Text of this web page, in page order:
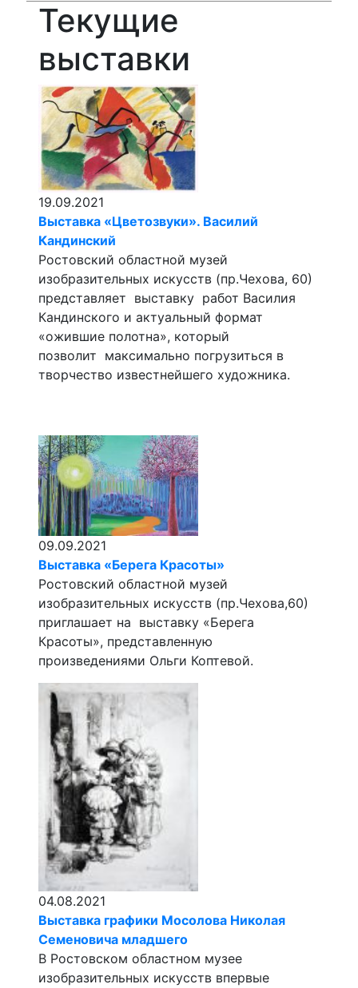
Текущие
выставки
19.09.2021
Выставка «Цветозвуки». Василий
Кандинский
Ростовский областной музей
изобразительных искусств (пр.Чехова, 60)
представляет выставку работ Василия
Кандинского и актуальный формат
«ожившие полотна», который
позволит максимально погрузиться в
творчество известнейшего художника.
09.09.2021
Выставка «Берега Красоты»
Ростовский областной музей
изобразительных искусств (пр.Чехова,60)
приглашает на выставку «Берега
Красоты», представленную
произведениями Ольги Коптевой.
04.08.2021
Выставка графики Мосолова Николая
Семеновича младшего
В Ростовском областном музее
изобразительных искусств впервые